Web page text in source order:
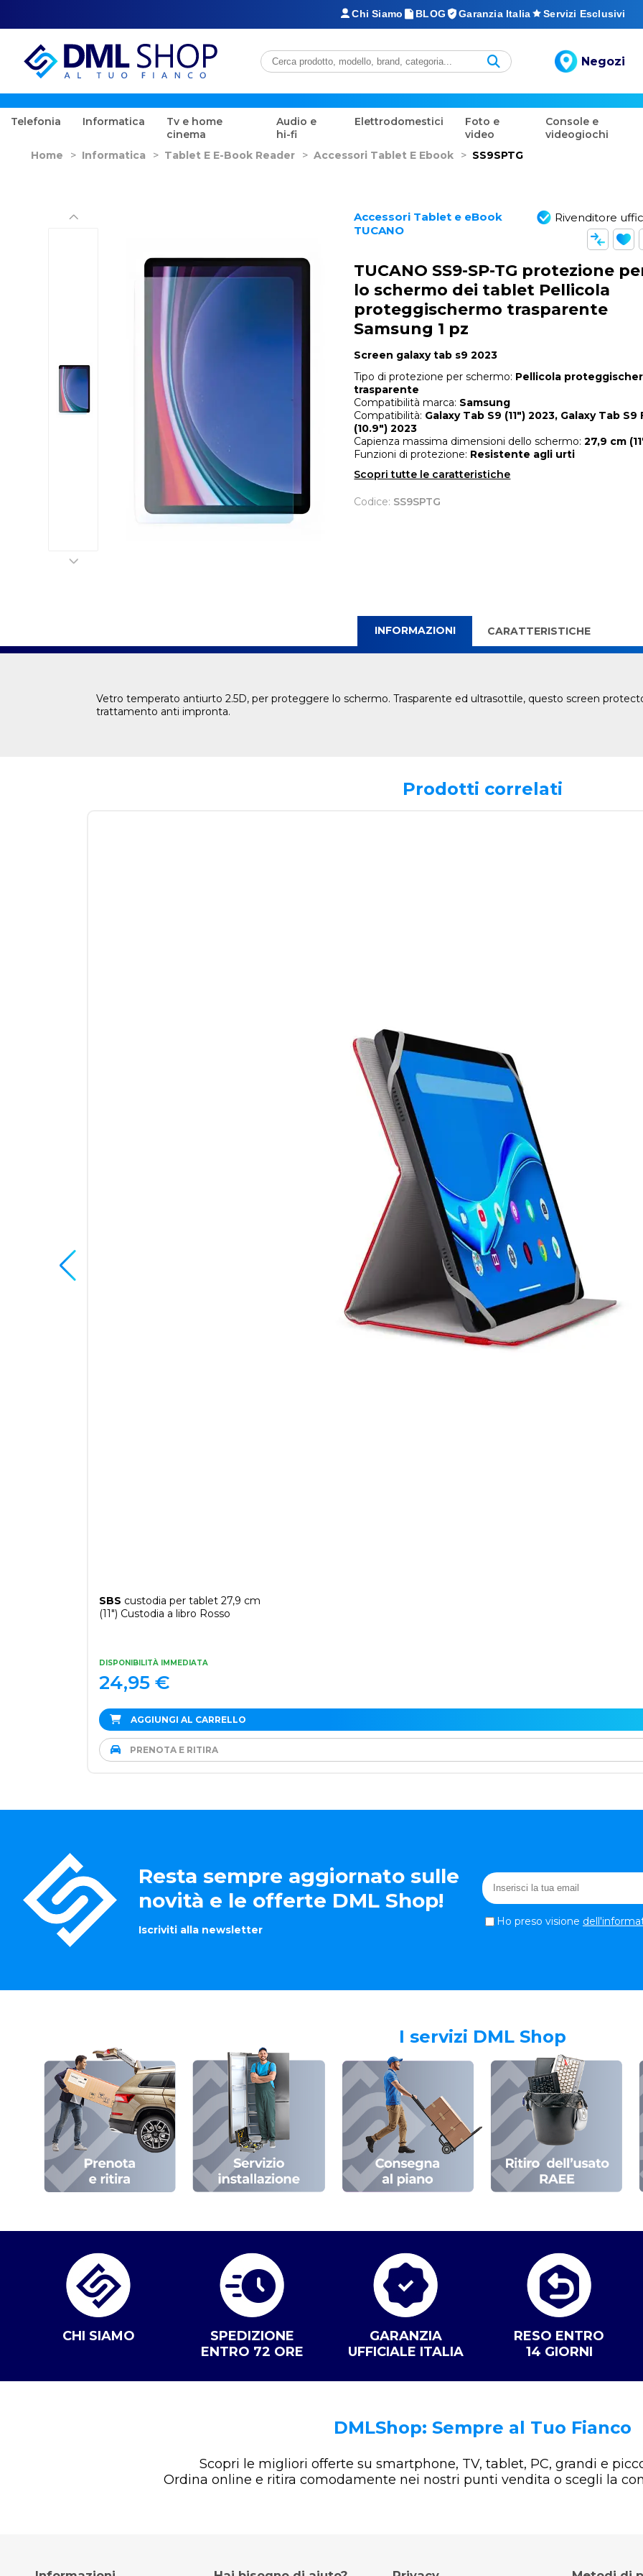
Chi Siamo BLOG Garanzia Italia Servizi Esclusivi
Negozi
Telefonia Informatica
Tv e home
cinema
Audio e
hi-fi
Elettrodomestici
Foto e
video
Console e
videogiochi
Home > Informatica > Tablet E E-Book Reader > Accessori Tablet E Ebook > SS9SPTG
Accessori Tablet e eBook
TUCANO
Rivenditore
TUCANO SS9-SP-TG protezione
lo schermo dei tablet Pellicola
proteggischermo trasparente
Samsung 1 pz
Screen galaxy tab s9 2023
Tipo di protezione per schermo: Pellicola
trasparente
Compatibilità marca: Samsung
Compatibilità: Galaxy Tab S9 (11") 2023, Galaxy Tab S9
(10.9") 2023
Capienza massima dimensioni dello schermo:27,9 cm
Funzioni di protezione: Resistente agli urti
Scopri tutte le caratteristiche
Codice: SS9SPTG
INFORMAZIONI CARATTERISTICHE
Vetro temperato antiurto 2.5D, per proteggere lo schermo. Trasparente ed ultrasottile, questo screen
trattamento anti impronta.
Prodotti correlati
SBS custodia per tablet 27,9 cm
(11") Custodia a libro Rosso
DISPONIBILITÀ IMMEDIATA
24,95 €
AGGIUNGI AL CARRELLO
PRENOTA E RITIRA
Resta sempre aggiornato sulle
novità e le offerte DML Shop!
Iscriviti alla newsletter
Ho preso visione
I servizi DML Shop
CHI SIAMO
SPEDIZIONE
ENTRO 72 ORE
GARANZIA
UFFICIALE ITALIA
RESO ENTRO
14 GIORNI
DMLShop: Sempre al Tuo Fianco
Scopri le migliori offerte su smartphone, TV, tablet, PC, grandi e
Ordina online e ritira comodamente nei nostri punti vendita o scegli la